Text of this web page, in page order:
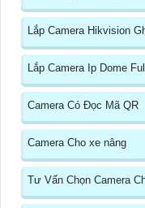
Lắp Camera Hikvision
Lắp Camera Ip Dome
Camera Có Đọc Mã QR
Camera Cho xe nâng
Tư Vấn Chọn Camera